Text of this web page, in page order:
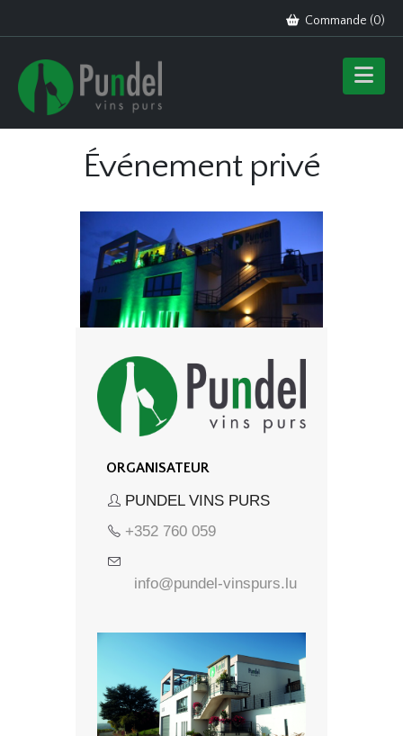
Commande (0)
Événement privé
ORGANISATEUR
PUNDEL VINS PURS
+352 760 059
info@pundel-vinspurs.lu